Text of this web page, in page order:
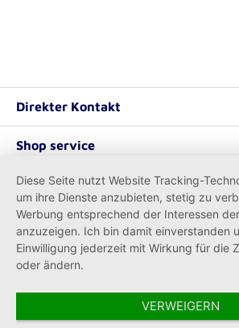
Direkter Kontakt
Shop service
Informationen
Vertrag widerrufen
Diese Seite nutzt Website Tracking-
um ihre Dienste anzubieten, stetig zu
Werbung entsprechend der Interessen
anzuzeigen. Ich bin damit einverstanden
Einwilligung jederzeit mit Wirkung für die
oder ändern.
VERWEIGERN